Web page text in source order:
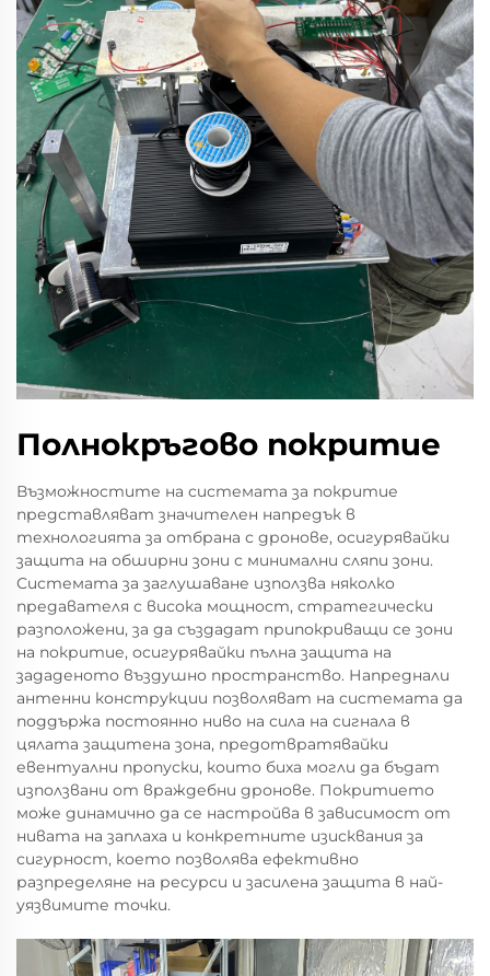
Полнокръгово покритие
Възможностите на системата за покритие
представляват значителен напредък в
технологията за отбрана с дронове, осигурявайки
защита на обширни зони с минимални сляпи зони.
Системата за заглушаване използва няколко
предавателя с висока мощност, стратегически
разположени, за да създадат припокриващи се зони
на покритие, осигурявайки пълна защита на
зададеното въздушно пространство. Напреднали
антенни конструкции позволяват на системата да
поддържа постоянно ниво на сила на сигнала в
цялата защитена зона, предотвратявайки
евентуални пропуски, които биха могли да бъдат
използвани от враждебни дронове. Покритието
може динамично да се настройва в зависимост от
нивата на заплаха и конкретните изисквания за
сигурност, което позволява ефективно
разпределяне на ресурси и засилена защита в най-
уязвимите точки.